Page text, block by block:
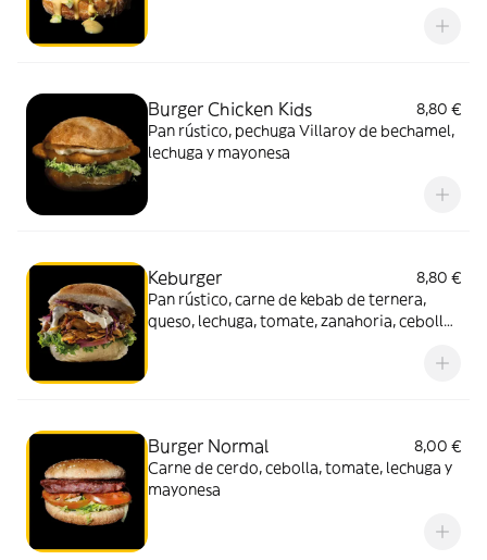
Burger Chicken Kids
8,80 €
Pan rústico, pechuga Villaroy de bechamel,
lechuga y mayonesa
Keburger
8,80 €
Pan rústico, carne de kebab de ternera,
queso, lechuga, tomate, zanahoria, cebolla
Burger Normal
8,00 €
Carne de cerdo, cebolla, tomate, lechuga y
mayonesa